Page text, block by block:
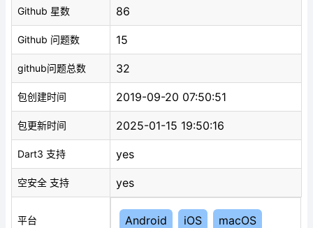
Github 星数 86
Github 问题数 15
github问题总数 32
包创建时间 2019-09-20 07:50:51
包更新时间 2025-01-15 19:50:16
Dart3 支持 yes
空安全 支持 yes
平台 Android iOS macOS